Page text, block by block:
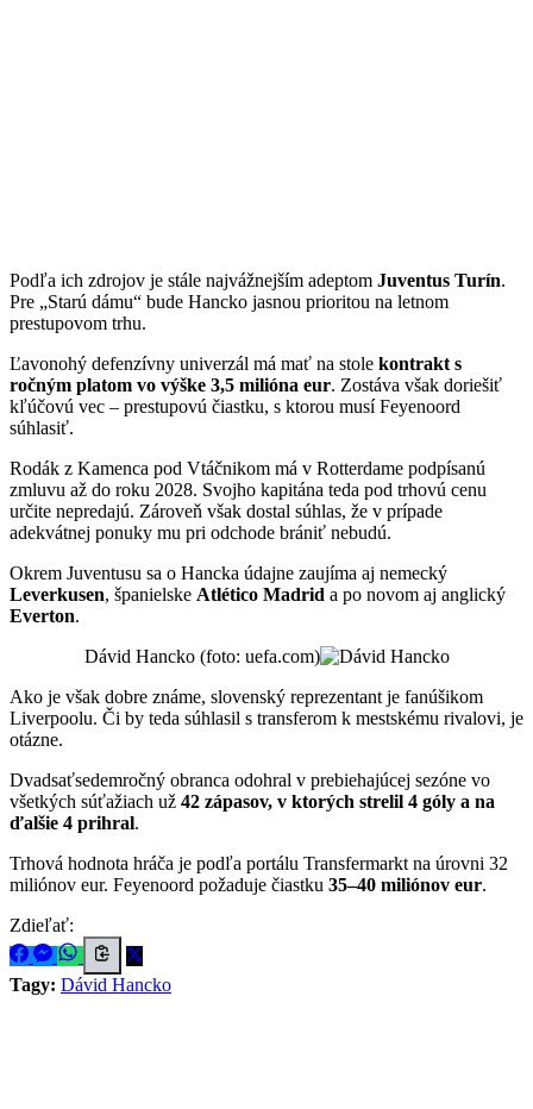
Podľa ich zdrojov je stále najvážnejším adeptom Juventus Turín.
Pre
Starú dámu
bude Hancko jasnou prioritou na letnom
prestupovom trhu.
Ľavonohý defenzívny univerzál má mať na stole kontrakt s
ročným platom vo výške 3,5 milióna eur. Zostáva však doriešiť
kľúčovú vec – prestupovú čiastku, s ktorou musí Feyenoord
súhlasiť.
Rodák z Kamenca pod Vtáčnikom má v Rotterdame podpísanú
zmluvu až do roku 2028. Svojho kapitána teda pod trhovú cenu
určite nepredajú. Zároveň však dostal súhlas, že v prípade
adekvátnej ponuky mu pri odchode brániť nebudú.
Okrem Juventusu sa o Hancka údajne zaujíma aj nemecký
Leverkusen, španielske Atlético Madrid a po novom aj anglický
Everton.
Dávid Hancko (foto: uefa.com)
Ako je však dobre známe, slovenský reprezentant je fanúšikom
Liverpoolu. Či by teda súhlasil s transferom k mestskému rivalovi, je
otázne.
Dvadsaťsedemročný obranca odohral v prebiehajúcej sezóne vo
všetkých súťažiach už 42 zápasov, v ktorých strelil 4 góly a na
ďalšie 4 prihral.
Trhová hodnota hráča je podľa portálu Transfermarkt na úrovni 32
miliónov eur. Feyenoord požaduje čiastku 35–40 miliónov eur.
Zdieľať:
Tagy: Dávid Hancko